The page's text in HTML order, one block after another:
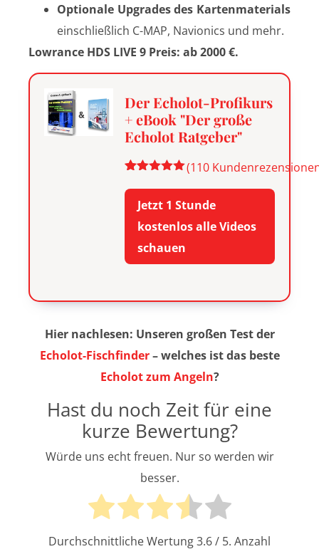
Optionale Upgrades des Kartenmaterials
einschließlich C-MAP, Navionics und mehr.
Lowrance HDS LIVE 9 Preis: ab 2000 €.
Der Echolot-Profikurs
+ eBook "Der große
Echolot Ratgeber"
mit
von 5,
(110
Jetzt 1 Stunde
kostenlos alle Videos
schauen
Hier nachlesen: Unseren großen Test der
Echolot-Fischfinder– welches ist das beste
Echolot zum Angeln?
Hast du noch Zeit für eine
kurze Bewertung?
Würde uns echt freuen. Nur so werden wir
besser.
Durchschnittliche Wertung3.6/ 5. Anzahl